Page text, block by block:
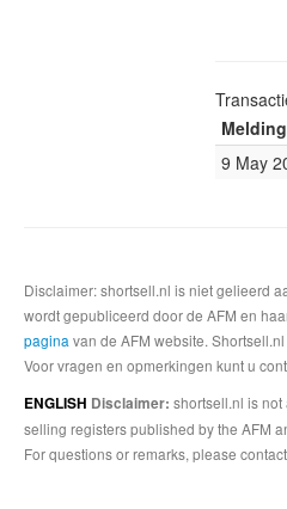
9 May
Disclaimer: shortsell.nl is niet gelieerd
wordt gepubliceerd door de AFM en
pagina van de AFM website.
Voor vragen en opmerkingen kunt u
ENGLISH Disclaimer: shortsell.nl is
selling registers published by the AFM
For questions or remarks, please